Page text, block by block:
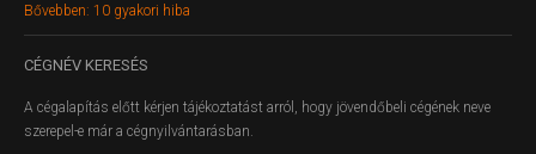
Bővebben: 10 gyakori hiba
CÉGNÉV KERESÉS
A cégalapítás előtt kérjen tájékoztatást arról, hogy jövendőbeli cégének neve
szerepel-e már a cégnyilvántarásban.